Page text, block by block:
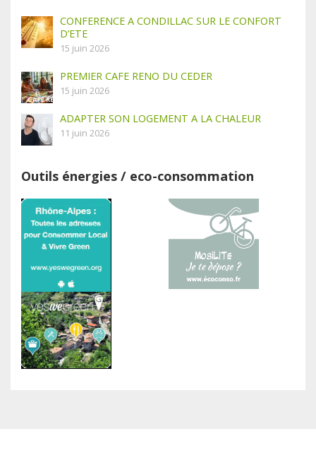
CONFERENCE A CONDILLAC SUR LE CONFORT
D’ETE
15 juin 2026
PREMIER CAFE RENO DU CEDER
15 juin 2026
ADAPTER SON LOGEMENT A LA CHALEUR
11 juin 2026
Outils énergies / eco-consommation